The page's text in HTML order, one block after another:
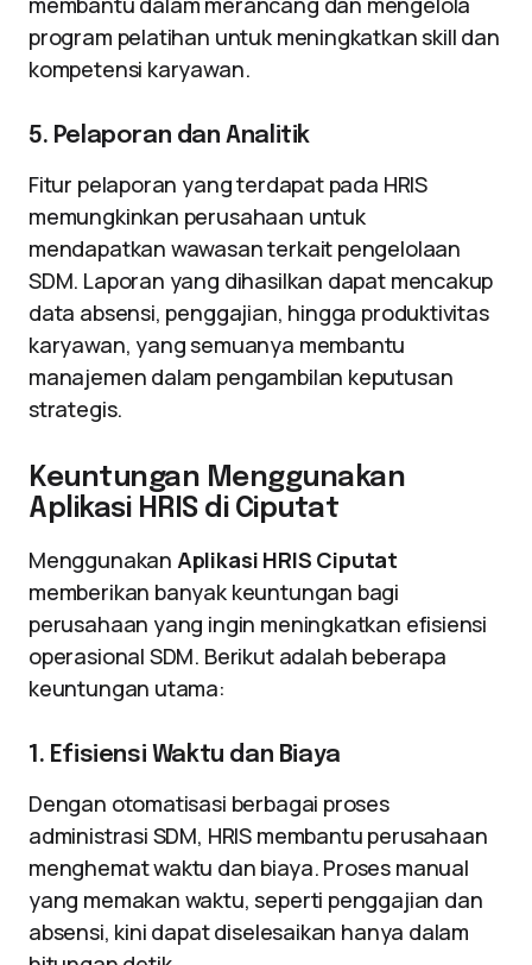
program pelatihan untuk meningkatkan skill dan
kompetensi karyawan.
5. Pelaporan dan Analitik
Fitur pelaporan yang terdapat pada HRIS
memungkinkan perusahaan untuk
mendapatkan wawasan terkait pengelolaan
SDM. Laporan yang dihasilkan dapat mencakup
data absensi, penggajian, hingga produktivitas
karyawan, yang semuanya membantu
manajemen dalam pengambilan keputusan
strategis.
Keuntungan Menggunakan
Aplikasi HRIS di Ciputat
Menggunakan Aplikasi HRIS Ciputat
memberikan banyak keuntungan bagi
perusahaan yang ingin meningkatkan efisiensi
operasional SDM. Berikut adalah beberapa
keuntungan utama:
1. Efisiensi Waktu dan Biaya
Dengan otomatisasi berbagai proses
administrasi SDM, HRIS membantu perusahaan
menghemat waktu dan biaya. Proses manual
yang memakan waktu, seperti penggajian dan
absensi, kini dapat diselesaikan hanya dalam